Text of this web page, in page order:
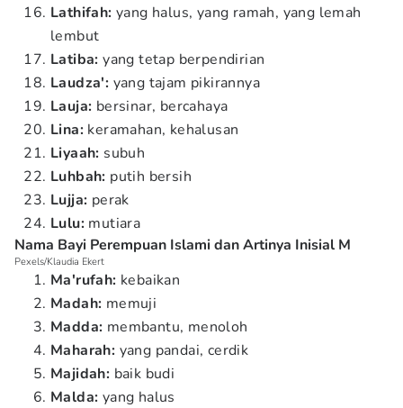
Lathifah: yang halus, yang ramah, yang lemah
lembut
Latiba: yang tetap berpendirian
Laudza': yang tajam pikirannya
Lauja: bersinar, bercahaya
Lina: keramahan, kehalusan
Liyaah: subuh
Luhbah: putih bersih
Lujja: perak
Lulu: mutiara
Nama Bayi Perempuan Islami dan Artinya Inisial M
Pexels/Klaudia Ekert
Ma'rufah: kebaikan
Madah: memuji
Madda: membantu, menoloh
Maharah: yang pandai, cerdik
Majidah: baik budi
Malda: yang halus